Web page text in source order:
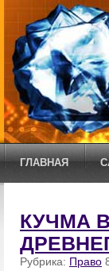
ГЛАВНАЯ
КУЧМА
Рубрика: Право